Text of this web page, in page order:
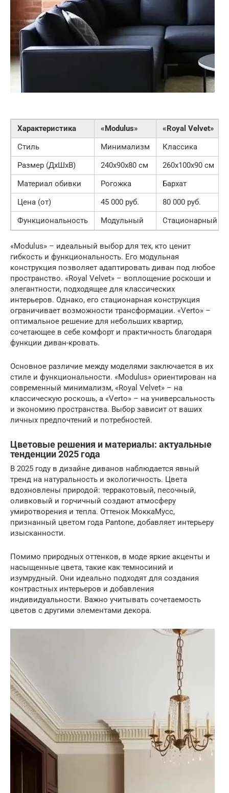
Характеристика «Modulus»
«Royal Velvet»
Стиль
Минимализм
Классика
Размер (ДxШxВ)
240x90x80 см
260x100x90 см
Материал обивки
Рогожка
Бархат
Цена (от)
45 000 руб.
80 000 руб.
Функциональность
Модульный Стационарный
«Modulus» – идеальный выбор для тех, кто ценит
гибкость и функциональность. Его модульная
конструкция позволяет адаптировать диван под любое
пространство. «Royal Velvet» – воплощение роскоши и
элегантности, подходящее для классических
интерьеров. Однако, его стационарная конструкция
ограничивает возможности трансформации. «Verto» –
оптимальное решение для небольших квартир,
сочетающее в себе комфорт и практичность благодаря
функции диван-кровать.
Основное различие между моделями заключается в их
стиле и функциональности. «Modulus» ориентирован на
современный минимализм, «Royal Velvet» – на
классическую роскошь, а «Verto» – на универсальность
и экономию пространства. Выбор зависит от ваших
личных предпочтений и потребностей.
Цветовые решения и материалы: актуальные
тенденции 2025 года
В 2025 году в дизайне диванов наблюдается явный
тренд на натуральность и экологичность. Цвета
вдохновлены природой: терракотовый, песочный,
оливковый и горчичный создают атмосферу
умиротворения и тепла. Оттенок МоккаМусс,
признанный цветом года Pantone, добавляет интерьеру
изысканности.
Помимо природных оттенков, в моде яркие акценты и
насыщенные цвета, такие как темносиний и
изумрудный. Они идеально подходят для создания
контрастных интерьеров и добавления
индивидуальности. Важно учитывать сочетаемость
цветов с другими элементами декора.